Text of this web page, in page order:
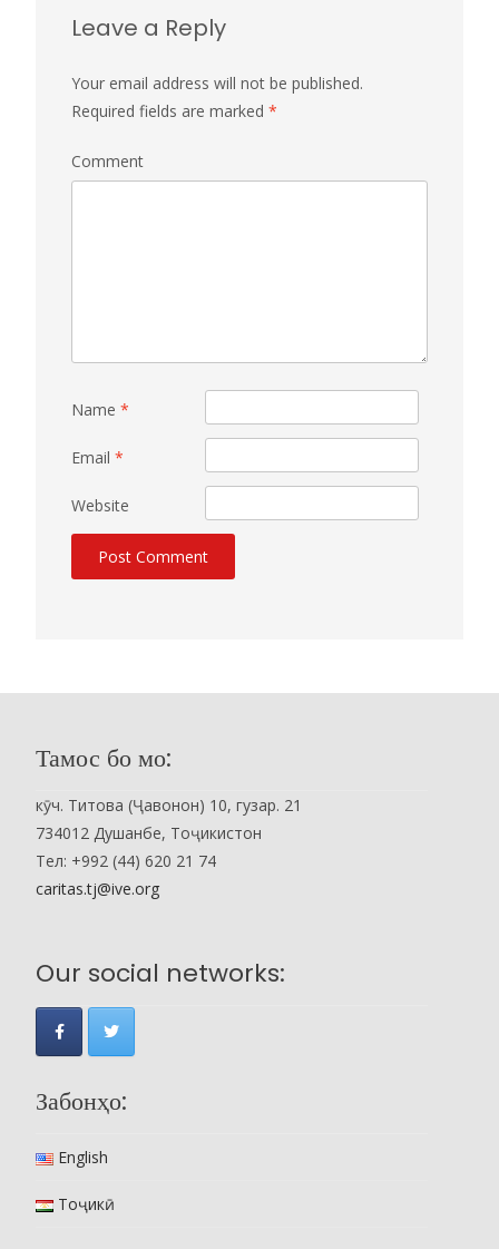
Leave a Reply
Your email address will not be published.
Required fields are marked *
Comment
Name *
Email *
Website
Тамос бо мо:
кӯч. Титова (Ҷавонон) 10, гузар. 21
734012 Душанбе, Тоҷикистон
Тел: +992 (44) 620 21 74
caritas.tj@ive.org
Our social networks:
Забонҳо:
English
Тоҷикӣ